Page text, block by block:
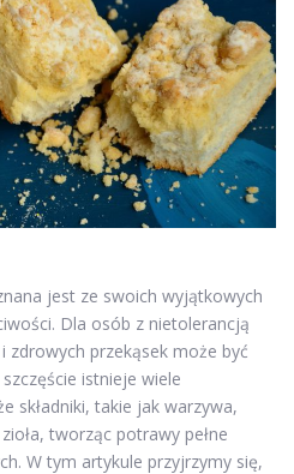
jest ze swoich wyjątkowych
Dla osób z nietolerancją
zdrowych przekąsek może być
istnieje wiele
składniki, takie jak warzywa,
tworząc potrawy pełne
W tym artykule przyjrzymy się,